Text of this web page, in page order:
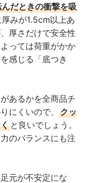
んだときの衝撃を吸
厚みが1.5cm以上あ
厚さだけで安全性
っては荷重がかか
感じる「底つき
あるかを全商品チ
にくいので、
クッ
と良いでしょう。
のバランスにも注
元が不安定にな